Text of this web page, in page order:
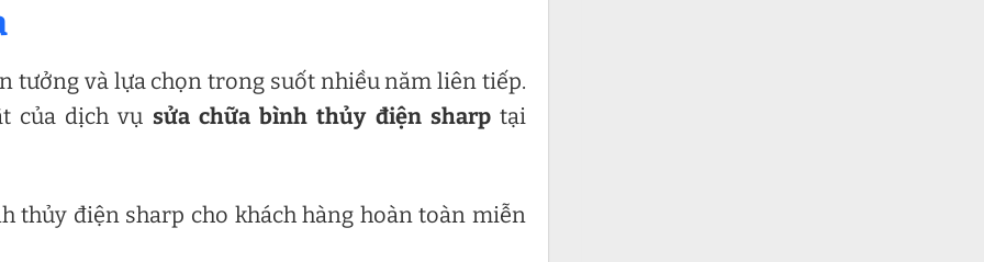
tưởng và lựa chọn trong suốt nhiều năm liên tiếp.
của dịch vụ sửa chữa bình thủy điện sharptại
thủy điện sharp cho khách hàng hoàn toàn miễn